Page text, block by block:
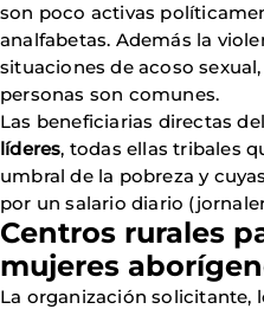
son poco activas
analfabetas. Además la
situaciones de acoso
personas son comunes.
Las beneficiarias directas
líderes, todas ellas tribales
umbral de la pobreza y
por un salario diario
Centros rurales
mujeres
La organización solicitante,